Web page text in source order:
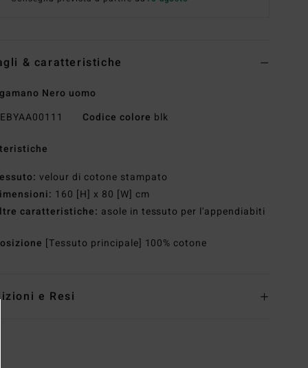
& caratteristiche
Nero uomo
EBYAA00111 Codice colore blk
velour di cotone stampato
160 [H] x 80 [W] cm
caratteristiche: asole in tessuto per l'appendiabiti
[Tessuto principale] 100% cotone
e Resi